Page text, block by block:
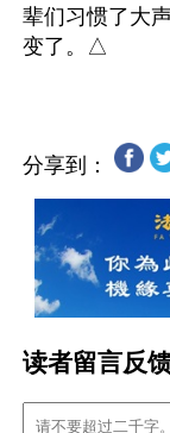
辈们习惯了大
分享到：
读者留言反